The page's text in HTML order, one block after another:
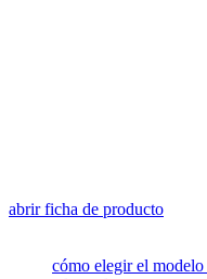
abrir ficha de producto
cómo elegir el